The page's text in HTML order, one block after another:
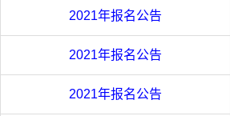
2021年报名公告
2021年报名公告
2021年报名公告